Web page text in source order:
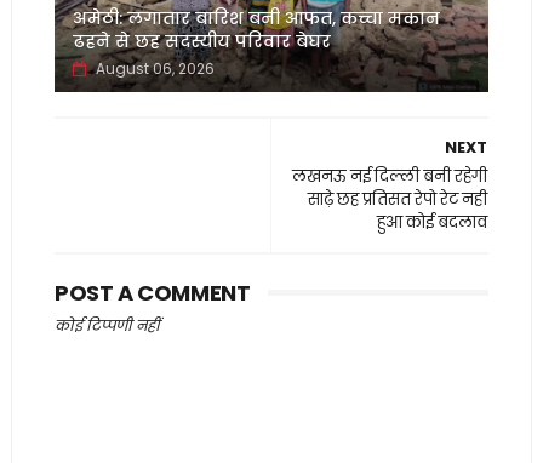
अमेठी: लगातार बारिश बनी आफत, कच्चा मकान
ढहने से छह सदस्यीय परिवार बेघर
August 06, 2026
NEXT
लखनऊ नई दिल्ली बनी रहेगी
साढ़े छह प्रतिसत रेपो रेट नही
हुआ कोई बदलाव
POST A COMMENT
कोई टिप्पणी नहीं